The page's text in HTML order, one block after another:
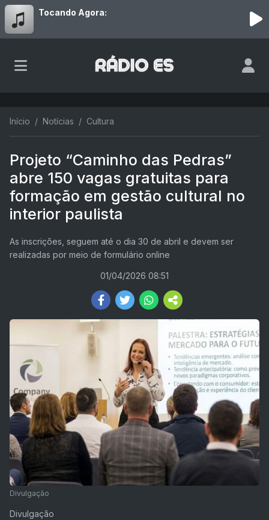
Tocando Agora:
Início Notícias Cultura
Projeto “Caminho das Pedras”
abre 150 vagas gratuitas para
formação em gestão cultural no
interior paulista
As inscrições, seguem até o dia 30 de abril e devem ser
realizadas por meio de formulário online
01/04/2026 08:51
Divulgação
Divulgação